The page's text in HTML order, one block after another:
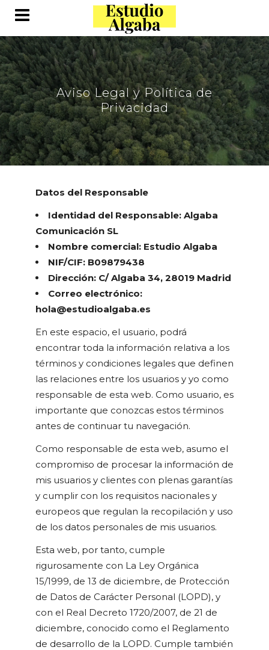
Aviso Legal y Política de
Privacidad
Datos del Responsable
Identidad del Responsable: Algaba
Comunicación SL
Nombre comercial: Estudio Algaba
NIF/CIF: B09879438
Dirección: C/ Algaba 34, 28019 Madrid
Correo electrónico:
hola@estudioalgaba.es
En este espacio, el usuario, podrá
encontrar toda la información relativa a los
términos y condiciones legales que definen
las relaciones entre los usuarios y yo como
responsable de esta web. Como usuario, es
importante que conozcas estos términos
antes de continuar tu navegación.
Como responsable de esta web, asumo el
compromiso de procesar la información de
mis usuarios y clientes con plenas garantías
y cumplir con los requisitos nacionales y
europeos que regulan la recopilación y uso
de los datos personales de mis usuarios.
Esta web, por tanto, cumple
rigurosamente con La Ley Orgánica
15/1999, de 13 de diciembre, de Protección
de Datos de Carácter Personal (LOPD), y
con el Real Decreto 1720/2007, de 21 de
diciembre, conocido como el Reglamento
de desarrollo de la LOPD. Cumple también